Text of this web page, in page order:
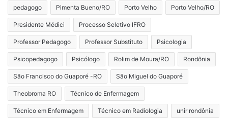
pedagogo Pimenta Bueno/RO Porto Velho Porto Velho/RO
Presidente Médici Processo Seletivo IFRO
Professor Pedagogo Professor Substituto Psicologia
Psicopedagogo Psicólogo Rolim de Moura/RO Rondônia
São Francisco do Guaporé -RO São Miguel do Guaporé
Theobroma RO Técnico de Enfermagem
Técnico em Enfermagem Técnico em Radiologia unir rondônia